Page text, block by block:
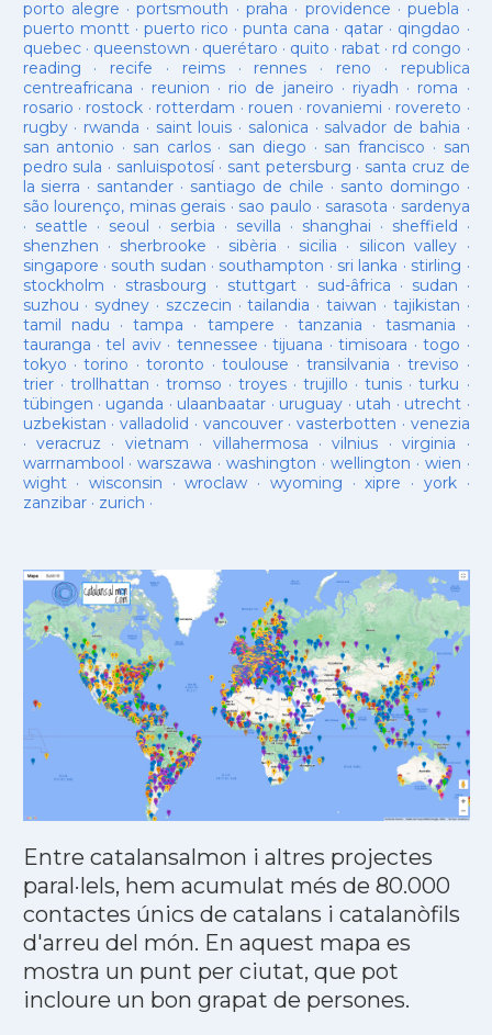
porto alegre ·portsmouth ·praha · providence ·puebla ·
puerto montt· puerto rico ·punta cana · qatar · qingdao ·
quebec· queenstown · querétaro · quito · rabat · rd congo ·
reading · recife · reims· rennes · reno · republica
centreafricana · reunion · rio de janeiro · riyadh · roma ·
rosario · rostock · rotterdam · rouen · rovaniemi · rovereto ·
rugby· rwanda · saint louis · salonica · salvador de bahia ·
san antonio · san carlos· san diego · san francisco · san
pedro sula · sanluispotosí· sant petersburg · santa cruz de
la sierra · santander · santiago de chile · santo domingo ·
são lourenço, minas gerais · sao paulo · sarasota · sardenya
· seattle · seoul · serbia · sevilla · shanghai · sheffield ·
shenzhen · sherbrooke · sibèria · sicilia · silicon valley ·
singapore · south sudan · southampton · sri lanka · stirling ·
stockholm · strasbourg · stuttgart· sud-âfrica · sudan ·
suzhou · sydney · szczecin ·tailandia ·taiwan · tajikistan ·
tamil nadu ·tampa · tampere · tanzania ·tasmania ·
tauranga ·tel aviv· tennessee ·tijuana ·timisoara ·togo ·
tokyo ·torino ·toronto ·toulouse ·transilvania ·treviso ·
trier· trollhattan · tromso · troyes·trujillo ·tunis ·turku ·
tübingen · uganda · ulaanbaatar · uruguay · utah · utrecht ·
uzbekistan · valladolid · vancouver· vasterbotten · venezia
· veracruz · vietnam · villahermosa ·vilnius ·virginia ·
warrnambool ·warszawa ·washington · wellington · wien ·
wight· wisconsin ·wroclaw · wyoming ·xipre · york·
zanzibar· zurich ·
Entre catalansalmon i altres projectes
paral·lels, hem acumulat més de 80.000
contactes únics de catalans i catalanòfils
d'arreu del món. En aquest mapa es
mostra un punt per ciutat, que pot
incloure un bon grapat de persones.